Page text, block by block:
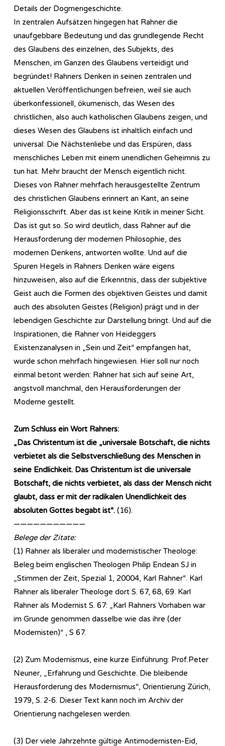
Details der Dogmengeschichte.
In zentralen Aufsätzen hingegen hat Rahner die
unaufgebbare Bedeutung und das grundlegende Recht
des Glaubens des einzelnen, des Subjekts, des
Menschen, im Ganzen des Glaubens verteidigt und
begründet! Rahners Denken in seinen zentralen und
aktuellen Veröffentlichungen befreien, weil sie auch
überkonfessionell, ökumenisch, das Wesen des
christlichen, also auch katholischen Glaubens zeigen, und
dieses Wesen des Glaubens ist inhaltlich einfach und
universal: Die Nächstenliebe und das Erspüren, dass
menschliches Leben mit einem unendlichen Geheimnis zu
tun hat. Mehr braucht der Mensch eigentlich nicht.
Dieses von Rahner mehrfach herausgestellte Zentrum
des christlichen Glaubens erinnert an Kant, an seine
Religionsschrift. Aber das ist keine Kritik in meiner Sicht.
Das ist gut so. So wird deutlich, dass Rahner auf die
Herausforderung der modernen Philosophie, des
modernen Denkens, antworten wollte. Und auf die
Spuren Hegels in Rahners Denken wäre eigens
hinzuweisen, also auf die Erkenntnis, dass der subjektive
Geist auch die Formen des objektiven Geistes und damit
auch des absoluten Geistes (Religion) prägt und in der
lebendigen Geschichte zur Darstellung bringt. Und auf die
Inspirationen, die Rahner von Heideggers
Existenzanalysen in „Sein und Zeit“ empfangen hat,
wurde schon mehrfach hingewiesen. Hier soll nur noch
einmal betont werden: Rahner hat sich auf seine Art,
angstvoll manchmal, den Herausforderungen der
Moderne gestellt.
Zum Schluss ein Wort Rahners:
„Das Christentum ist die „universale Botschaft, die nichts
verbietet als die Selbstverschließung des Menschen in
seine Endlichkeit. Das Christentum ist die universale
Botschaft, die nichts verbietet, als dass der Mensch nicht
glaubt, dass er mit der radikalen Unendlichkeit des
absoluten Gottes begabt ist“. (16).
———————————
Belege der Zitate:
(1) Rahner als liberaler und modernistischer Theologe:
Beleg beim englischen Theologen Philip Endean SJ in
„Stimmen der Zeit, Spezial 1, 20004, Karl Rahner“. Karl
Rahner als liberaler Theologe dort S. 67, 68, 69. Karl
Rahner als Modernist S. 67: „Karl Rahners Vorhaben war
im Grunde genommen dasselbe wie das ihre (der
Modernisten)“ , S 67.
(2) Zum Modernismus, eine kurze Einführung: Prof.Peter
Neuner, „Erfahrung und Geschichte. Die bleibende
Herausforderung des Modernismus“, Orientierung Zürich,
1979, S. 2-6. Dieser Text kann noch im Archiv der
Orientierung nachgelesen werden.
(3) Der viele Jahrzehnte gültige Antimodernisten-Eid,